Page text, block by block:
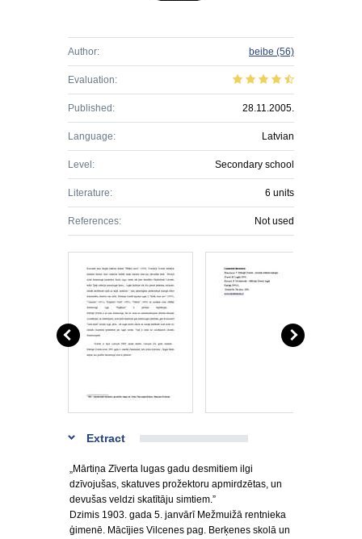
Author: beibe (56)
Evaluation:
Published: 28.11.2005.
Language: Latvian
Level: Secondary school
Literature: 6 units
References: Not used
Extract
„Mārtiņa Zīverta lugas gadu desmitiem ilgi
dzīvojušas, skatuves prožektoru apmirdzētas, un
devušas veldzi skatītāju simtiem.”
Dzimis 1903. gada 5. janvārī Mežmuižā rentnieka
ģimenē. Mācījies Vilcenes pag. Berķenes skolā un